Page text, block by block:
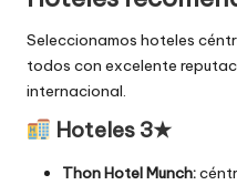
Seleccionamos hoteles
todos con excelente
internacional.
Hoteles 3★
Thon Hotel Munch: